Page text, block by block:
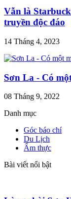
Vẫn là
truyền độc đáo
14 Tháng 4, 2023
Sơn La - Có
08 Tháng 9, 2022
Danh mục
Góc báo chí
Du Lịch
Ẩm thực
Bài viết nổi bật